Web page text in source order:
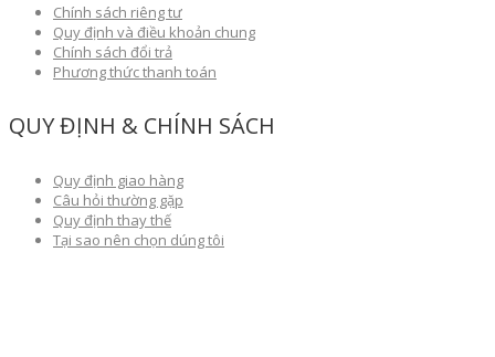
Chính sách riêng tư
Quy định và điều khoản chung
Chính sách đổi trả
Phương thức thanh toán
QUY ĐỊNH & CHÍNH SÁCH
Quy định giao hàng
Câu hỏi thường gặp
Quy định thay thế
Tại sao nên chọn dúng tôi